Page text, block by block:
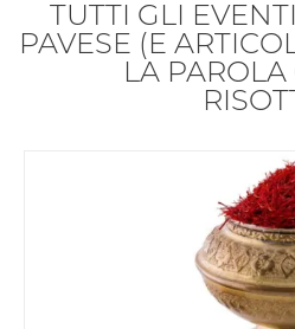
TUTTI GLI
PAVESE (E
LA PAROLA